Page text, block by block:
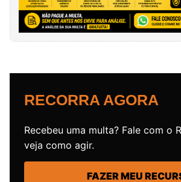
RECORRA AGORA
Recebeu uma multa? Fale com o
veja como agir.
FAZER MEU